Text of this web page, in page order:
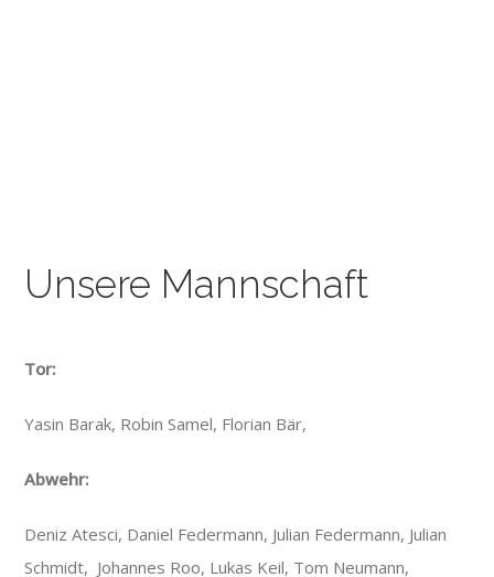
Unsere Mannschaft
Tor:
Yasin Barak, Robin Samel, Florian Bär,
Abwehr:
Deniz Atesci, Daniel Federmann, Julian Federmann, Julian
Schmidt, Johannes Roo, Lukas Keil, Tom Neumann,